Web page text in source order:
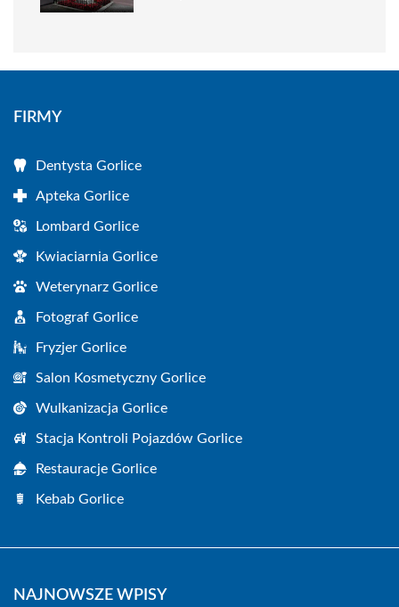
FIRMY
Dentysta Gorlice
Apteka Gorlice
Lombard Gorlice
Kwiaciarnia Gorlice
Weterynarz Gorlice
Fotograf Gorlice
Fryzjer Gorlice
Salon Kosmetyczny Gorlice
Wulkanizacja Gorlice
Stacja Kontroli Pojazdów Gorlice
Restauracje Gorlice
Kebab Gorlice
NAJNOWSZE WPISY